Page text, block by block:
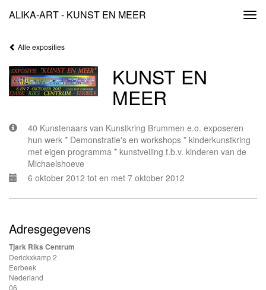
ALIKA-ART - KUNST EN MEER
Alle exposities
KUNST EN
MEER
40 Kunstenaars van Kunstkring Brummen e.o. exposeren
hun werk * Demonstratie's en workshops * kinderkunstkring
met eigen programma * kunstveiling t.b.v. kinderen van de
Michaelshoeve
6 oktober 2012 tot en met 7 oktober 2012
Adresgegevens
Tjark Riks Centrum
Derickxkamp 2
Eerbeek
Nederland
06